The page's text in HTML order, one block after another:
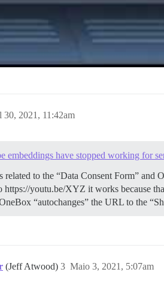
30, 2021, 11:42am
embeddings have stopped working for
related to the “Data Consent Form”
https://youtu.be/XYZ it works because
“autochanges” the URL to the
(Jeff Atwood) Maio 3, 2021, 5:07am
3